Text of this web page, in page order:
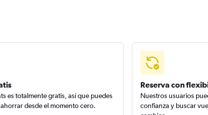
es totalmente gratis, así que puedes
desde el momento cero.
Reserva con
Nuestros usuarios
confianza y buscar